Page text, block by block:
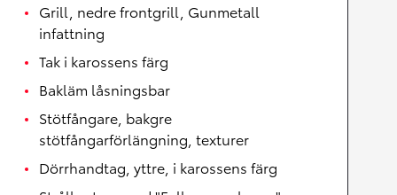
Grill, nedre frontgrill, Gunmetall
infattning
Tak i karossens färg
Bakläm låsningsbar
Stötfångare, bakgre
stötfångarförlängning, texturer
Dörrhandtag, yttre, i karossens färg